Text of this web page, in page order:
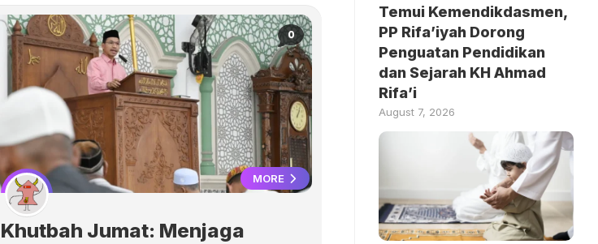
0
MORE
Khutbah Jumat: Menjaga
Temui Kemendikdasmen,
PP Rifa’iyah Dorong
Penguatan Pendidikan
dan Sejarah KH Ahmad
Rifa’i
August 7, 2026